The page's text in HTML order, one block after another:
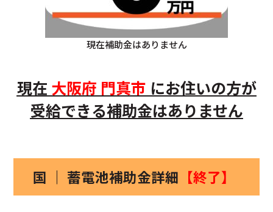
現在補助金はありません
現在 大阪府 門真市 にお住いの方が
受給できる補助金はありません
国 ｜ 蓄電池補助金詳細 【終了】